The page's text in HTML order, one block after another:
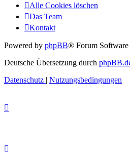
Alle Cookies löschen
Das Team
Kontakt
Powered by phpBB® Forum
Deutsche Übersetzung durch
Datenschutz | Nutzungsbedingungen